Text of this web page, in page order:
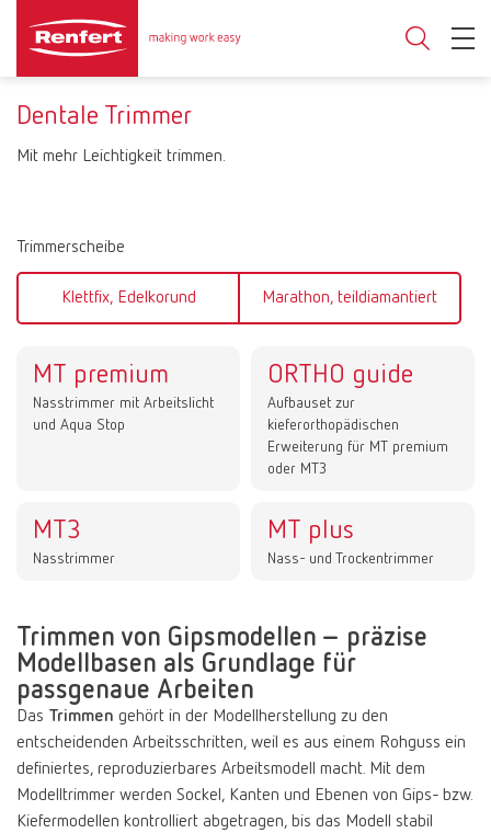
Dentale Trimmer
Mit mehr Leichtigkeit trimmen.
Trimmerscheibe
Klettfix, Edelkorund Marathon, teildiamantiert
MT premium
Nasstrimmer mit Arbeitslicht
und Aqua Stop
ORTHO guide
Aufbauset zur
kieferorthopädischen
Erweiterung für MT premium
oder MT3
MT3
Nasstrimmer
MT plus
Nass- und Trockentrimmer
Trimmen von Gipsmodellen – präzise
Modellbasen als Grundlage für
passgenaue Arbeiten
Das Trimmen gehört in der Modellherstellung zu den
entscheidenden Arbeitsschritten, weil es aus einem Rohguss ein
definiertes, reproduzierbares Arbeitsmodell macht. Mit dem
Modelltrimmer werden Sockel, Kanten und Ebenen von Gips- bzw.
Kiefermodellen kontrolliert abgetragen, bis das Modell stabil